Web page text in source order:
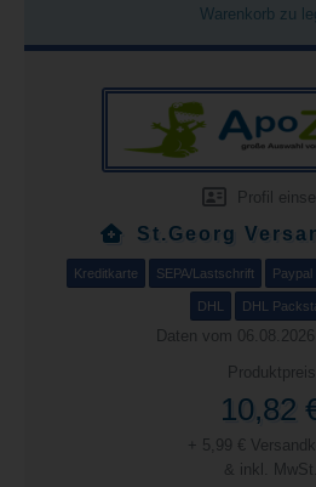
Warenkorb zu
Profil
St.Georg
Kreditkarte SEPA/Lastschrift Paypal
DHL DHL
Daten vom
Produktpreis
10,82
+ 5,99 €
& inkl. MwSt.